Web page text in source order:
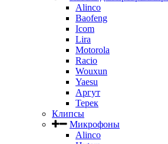
Alinco
Baofeng
Icom
Lira
Motorola
Racio
Wouxun
Yaesu
Аргут
Терек
Клипсы
Микрофоны
Alinco